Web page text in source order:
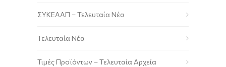
ΣΥΚΕΑΑΠ – Τελευταία Νέα
Τελευταία Νέα
Τιμές Προϊόντων – Τελευταία Αρχεία